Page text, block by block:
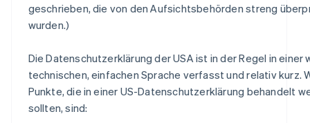
geschrieben, die von den Aufsichtsbehörden streng
wurden.)
Die Datenschutzerklärung der USA ist in der Regel in einer
technischen, einfachen Sprache verfasst und relativ kurz.
Punkte, die in einer US-Datenschutzerklärung behandelt
sollten, sind: